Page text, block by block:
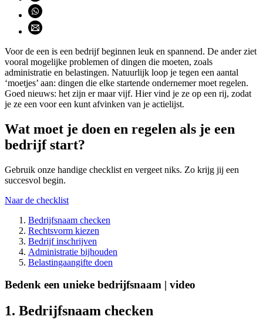
Deel via WhatsApp (opent WhatsApp)
Deel via email (opent email programma)
Voor de een is een bedrijf beginnen leuk en spannend. De ander ziet
vooral mogelijke problemen of dingen die moeten, zoals
administratie en belastingen. Natuurlijk loop je tegen een aantal
‘moetjes’ aan: dingen die elke startende ondernemer moet regelen.
Goed nieuws: het zijn er maar vijf. Hier vind je ze op een rij, zodat
je ze een voor een kunt afvinken van je actielijst.
Wat moet je doen en regelen als je een
bedrijf start?
Gebruik onze handige checklist en vergeet niks. Zo krijg jij een
succesvol begin.
Naar de checklist
Bedrijfsnaam checken
Rechtsvorm kiezen
Bedrijf inschrijven
Administratie bijhouden
Belastingaangifte doen
Bedenk een unieke bedrijfsnaam | video
1. Bedrijfsnaam checken